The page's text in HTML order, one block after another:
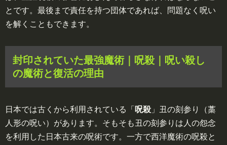
とです。最後まで責任を持つ団体であれば、問題なく呪い
を解くこともできます。
封印されていた最強魔術｜呪殺｜呪い殺し
の魔術と復活の理由
日本では古くから利用されている「 呪殺 」丑の刻参り（藁
人形の呪い）があります。そもそも丑の刻参りは人の怨念
を利用した日本古来の呪術です。一方で西洋魔術の呪殺と